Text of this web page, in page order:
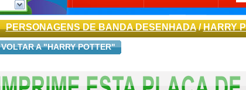
PERSONAGENS DE BANDA DESENHADA/HARRY
VOLTAR A "HARRY POTTER"